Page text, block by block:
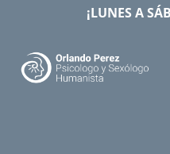
content
¡LUNES A